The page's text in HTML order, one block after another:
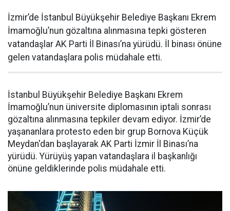
İzmir’de İstanbul Büyükşehir Belediye Başkanı Ekrem
İmamoğlu’nun gözaltına alınmasına tepki gösteren
vatandaşlar AK Parti İl Binası’na yürüdü. İl binası önüne
gelen vatandaşlara polis müdahale etti.
İstanbul Büyükşehir Belediye Başkanı Ekrem
İmamoğlu’nun üniversite diplomasının iptali sonrası
gözaltına alınmasına tepkiler devam ediyor. İzmir’de
yaşananlara protesto eden bir grup Bornova Küçük
Meydan'dan başlayarak AK Parti İzmir İl Binası’na
yürüdü. Yürüyüş yapan vatandaşlara il başkanlığı
önüne geldiklerinde polis müdahale etti.